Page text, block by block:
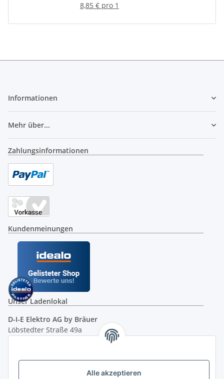
Alle akzeptieren
8,85 € pro 1
Informationen
Mehr über...
Zahlungsinformationen
Kundenmeinungen
Unser Ladenlokal
D-I-E Elektro AG by Bräuer
Löbstedter Straße 49a
( siehe Google-Maps )
Öffnungszeiten:
10.00 - 18.00 Uhr